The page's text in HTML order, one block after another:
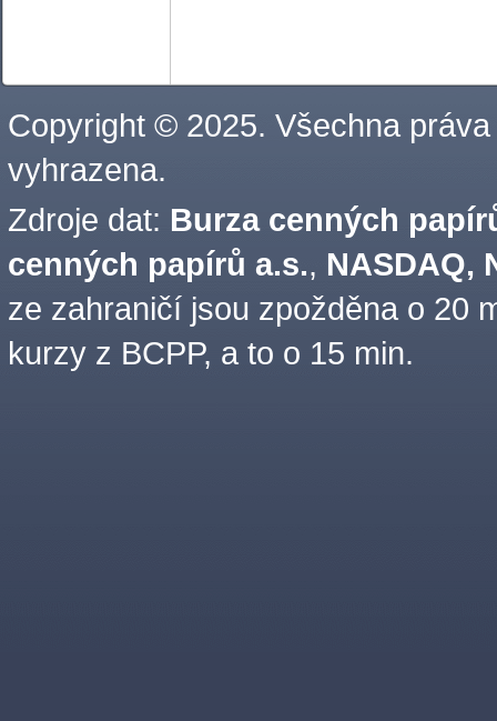
Copyright © 2025. Všechna práva
vyhrazena.
Zdroje dat: Burza cenných
cenných papírů a.s., NASDAQ,
ze zahraničí jsou zpožděna o 20
kurzy z BCPP, a to o 15 min.